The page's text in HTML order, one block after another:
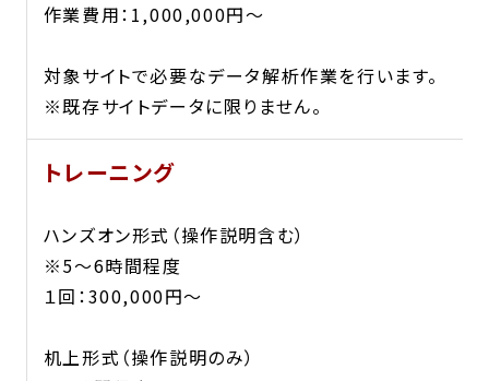
作業費用：1,000,000円〜
対象サイトで必要なデータ解析作業を行います。
※既存サイトデータに限りません。
トレーニング
ハンズオン形式（操作説明含む）
※5～6時間程度
１回：300,000円〜
机上形式（操作説明のみ）